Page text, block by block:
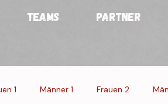
TEAMS PARTNER
1 Männer 1 Frauen 2